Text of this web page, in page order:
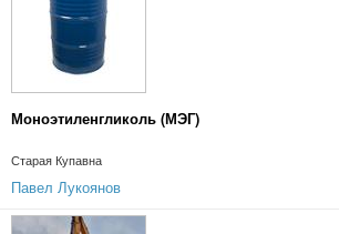
Моноэтиленгликоль (МЭГ)
Старая Купавна
Павел Лукоянов